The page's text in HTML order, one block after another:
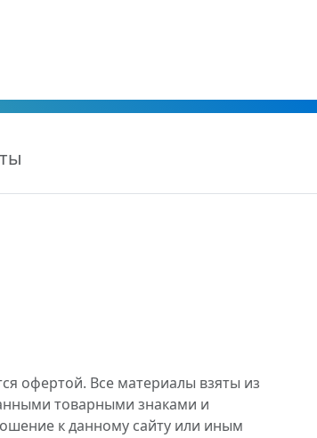
офертой. Все материалы взяты из
товарными знаками и
к данному сайту или иным